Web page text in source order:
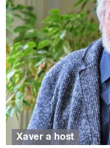
Xaver a host